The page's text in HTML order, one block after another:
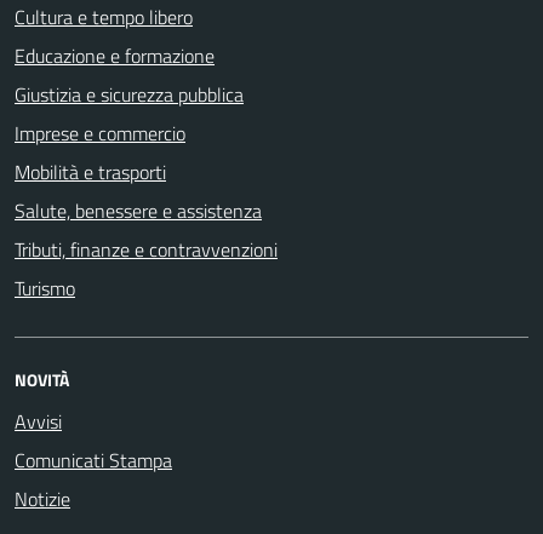
Cultura e tempo libero
Educazione e formazione
Giustizia e sicurezza pubblica
Imprese e commercio
Mobilità e trasporti
Salute, benessere e assistenza
Tributi, finanze e contravvenzioni
Turismo
NOVITÀ
Avvisi
Comunicati Stampa
Notizie